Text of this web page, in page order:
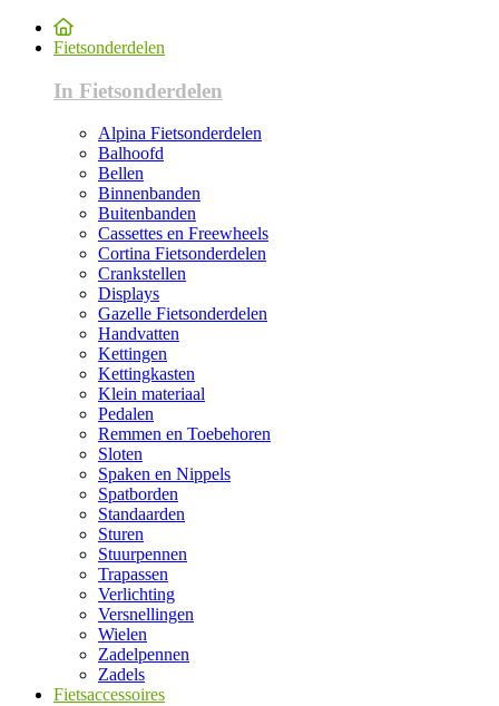
Fietsonderdelen
In Fietsonderdelen
Alpina Fietsonderdelen
Balhoofd
Bellen
Binnenbanden
Buitenbanden
Cassettes en Freewheels
Cortina Fietsonderdelen
Crankstellen
Displays
Gazelle Fietsonderdelen
Handvatten
Kettingen
Kettingkasten
Klein materiaal
Pedalen
Remmen en Toebehoren
Sloten
Spaken en Nippels
Spatborden
Standaarden
Sturen
Stuurpennen
Trapassen
Verlichting
Versnellingen
Wielen
Zadelpennen
Zadels
Fietsaccessoires